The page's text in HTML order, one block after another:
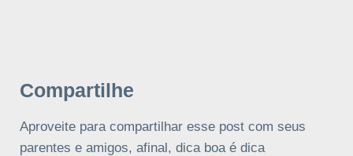
Compartilhe
Aproveite para compartilhar esse post com seus
parentes e amigos, afinal, dica boa é dica